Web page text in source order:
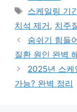
테
리
태
그
스케일링 기
치석 제거 , 치주
숨쉬기 힘들
질환 원인 완벽
2025년 스케
가능? 완벽 정리